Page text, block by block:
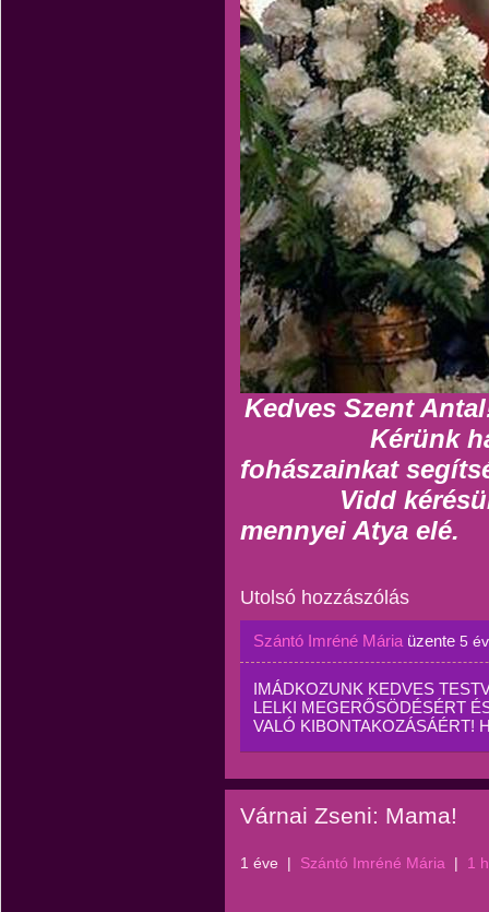
Kedves Szent
Kérünk
fohászainkat
Vidd
mennyei Atya elé.
Utolsó hozzászólás
Szántó Imréné Mária üzente 5
IMÁDKOZUNK KEDVES
LELKI MEGERŐSÖDÉSÉRT
VALÓ KIBONTAKOZÁSÁÉRT!
Várnai Zseni: Mama!
1 éve | Szántó Imréné Mária | 1